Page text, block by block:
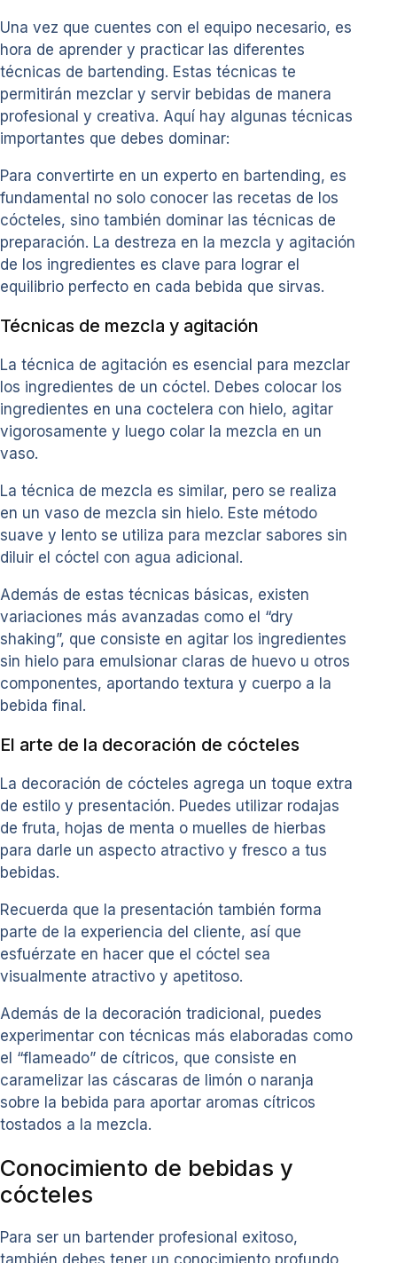
Una vez que cuentes con el equipo necesario, es
hora de aprender y practicar las diferentes
técnicas de bartending. Estas técnicas te
permitirán mezclar y servir bebidas de manera
profesional y creativa. Aquí hay algunas técnicas
importantes que debes dominar:
Para convertirte en un experto en bartending, es
fundamental no solo conocer las recetas de los
cócteles, sino también dominar las técnicas de
preparación. La destreza en la mezcla y agitación
de los ingredientes es clave para lograr el
equilibrio perfecto en cada bebida que sirvas.
Técnicas de mezcla y agitación
La técnica de agitación es esencial para mezclar
los ingredientes de un cóctel. Debes colocar los
ingredientes en una coctelera con hielo, agitar
vigorosamente y luego colar la mezcla en un
vaso.
La técnica de mezcla es similar, pero se realiza
en un vaso de mezcla sin hielo. Este método
suave y lento se utiliza para mezclar sabores sin
diluir el cóctel con agua adicional.
Además de estas técnicas básicas, existen
variaciones más avanzadas como el “dry
shaking”, que consiste en agitar los ingredientes
sin hielo para emulsionar claras de huevo u otros
componentes, aportando textura y cuerpo a la
bebida final.
El arte de la decoración de cócteles
La decoración de cócteles agrega un toque extra
de estilo y presentación. Puedes utilizar rodajas
de fruta, hojas de menta o muelles de hierbas
para darle un aspecto atractivo y fresco a tus
bebidas.
Recuerda que la presentación también forma
parte de la experiencia del cliente, así que
esfuérzate en hacer que el cóctel sea
visualmente atractivo y apetitoso.
Además de la decoración tradicional, puedes
experimentar con técnicas más elaboradas como
el “flameado” de cítricos, que consiste en
caramelizar las cáscaras de limón o naranja
sobre la bebida para aportar aromas cítricos
tostados a la mezcla.
Conocimiento de bebidas y
cócteles
Para ser un bartender profesional exitoso,